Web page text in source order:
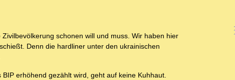
schonen will und muss. Wir haben hier
Denn die hardliner unter den ukrainischen
erhöhend gezählt wird, geht auf keine Kuhhaut.